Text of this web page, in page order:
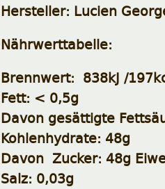
Hersteller: Lucien
Nährwerttabelle:
Brennwert: 838kJ /
Fett: < 0,5g
Davon gesättigte
Kohlenhydrate: 48g
Davon Zucker: 48g
Salz: 0,03g